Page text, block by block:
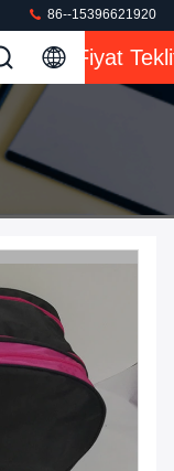
86--15396621920
Fiyat